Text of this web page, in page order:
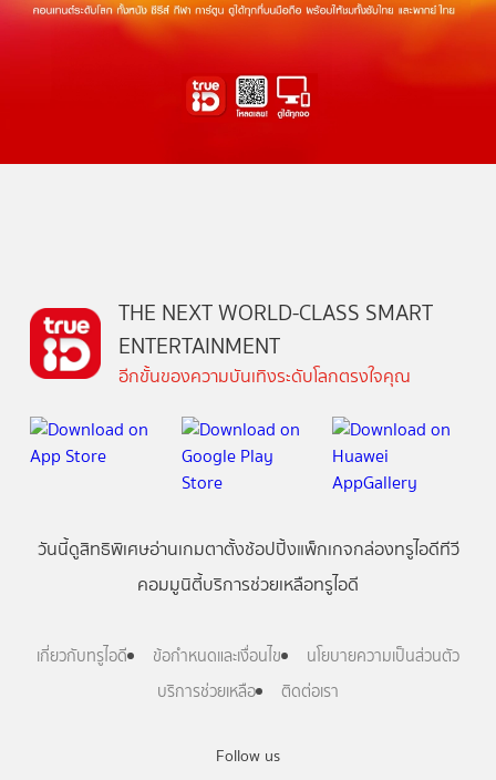
Follow us
THE NEXT WORLD-CLASS SMART
ENTERTAINMENT
อีกขั้นของความบันเทิงระดับโลกตรงใจคุณ
วันนี้ดูสิทธิพิเศษอ่านเกมตาตั้งช้อปปิ้งแพ็กเกจกล่องทรูไอดีทีวี
คอมมูนิตี้บริการช่วยเหลือทรูไอดี
เกี่ยวกับทรูไอดี ข้อกำหนดและเงื่อนไข
นโยบายความเป็นส่วนตัว
บริการช่วยเหลือ
ติดต่อเรา